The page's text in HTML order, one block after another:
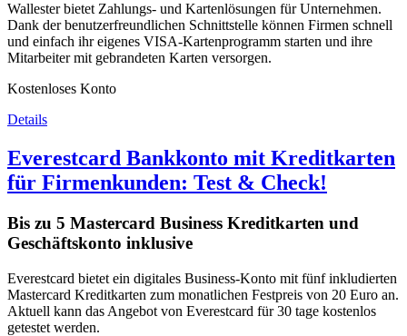
Wallester bietet Zahlungs- und Kartenlösungen für Unternehmen.
Dank der benutzerfreundlichen Schnittstelle können Firmen schnell
und einfach ihr eigenes VISA-Kartenprogramm starten und ihre
Mitarbeiter mit gebrandeten Karten versorgen.
Kostenloses Konto
Details
Everestcard Bankkonto mit Kreditkarten
für Firmenkunden: Test & Check!
Bis zu 5 Mastercard Business Kreditkarten und
Geschäftskonto inklusive
Everestcard bietet ein digitales Business-Konto mit fünf inkludierten
Mastercard Kreditkarten zum monatlichen Festpreis von 20 Euro an.
Aktuell kann das Angebot von Everestcard für 30 tage kostenlos
getestet werden.